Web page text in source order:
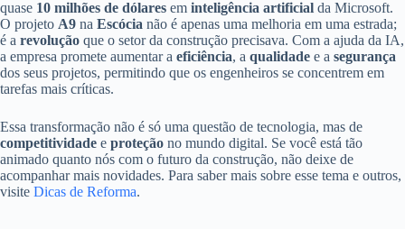
quase 10 milhões de dólares em inteligência artificial da Microsoft.
O projeto A9 na Escócia não é apenas uma melhoria em uma estrada;
é a revolução que o setor da construção precisava. Com a ajuda da IA,
a empresa promete aumentar a eficiência, a qualidade e a segurança
dos seus projetos, permitindo que os engenheiros se concentrem em
tarefas mais críticas.
Essa transformação não é só uma questão de tecnologia, mas de
competitividade e proteção no mundo digital. Se você está tão
animado quanto nós com o futuro da construção, não deixe de
acompanhar mais novidades. Para saber mais sobre esse tema e outros,
visite Dicas de Reforma.